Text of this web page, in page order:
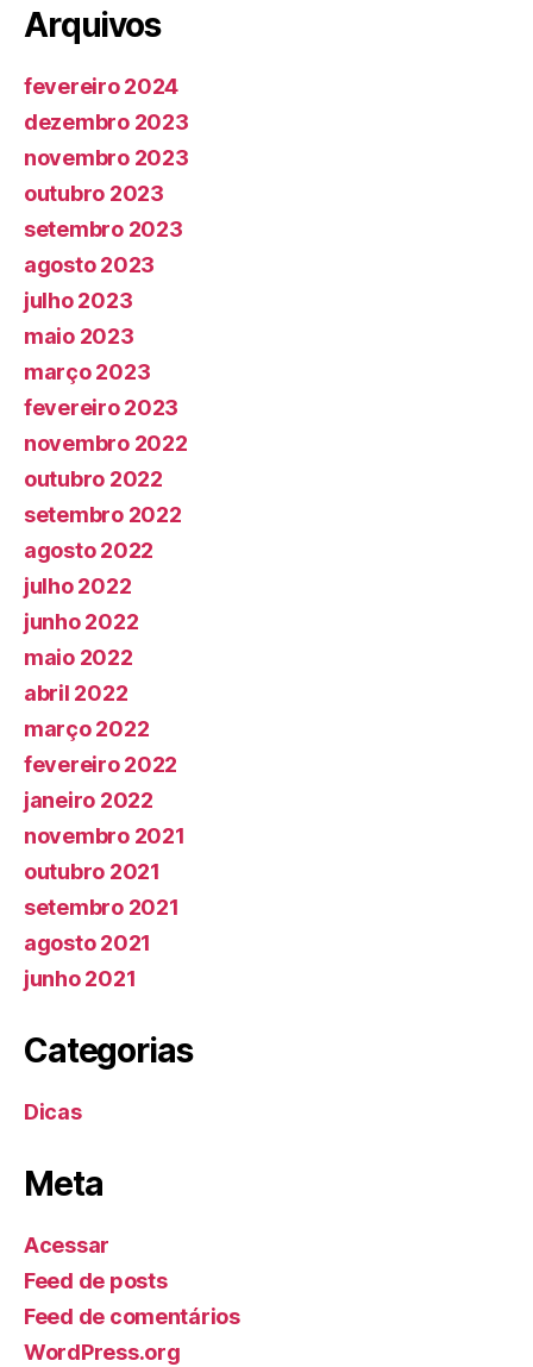
Arquivos
fevereiro 2024
dezembro 2023
novembro 2023
outubro 2023
setembro 2023
agosto 2023
julho 2023
maio 2023
março 2023
fevereiro 2023
novembro 2022
outubro 2022
setembro 2022
agosto 2022
julho 2022
junho 2022
maio 2022
abril 2022
março 2022
fevereiro 2022
janeiro 2022
novembro 2021
outubro 2021
setembro 2021
agosto 2021
junho 2021
Categorias
Dicas
Meta
Acessar
Feed de posts
Feed de comentários
WordPress.org